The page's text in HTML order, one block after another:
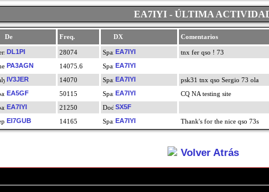
EA7IYI - ÚLTIMA
Freq. DX Comentarios
DL1PI 28074 EA7IYI tnx fer qso ! 73
PA3AGN
14075.6 EA7IYI
IV3JER
14070 EA7IYI psk31 tnx qso Sergio 73 ola
EA5GF
50115 EA7IYI CQ NA testing site
EA7IYI
21250 SX5F
EI7GUB
14165 EA7IYI Thank's for the nice qso 73s
Volver Atrás